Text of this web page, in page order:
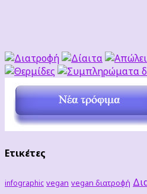
Ετικέτες
infographic vegan vegan διατροφή